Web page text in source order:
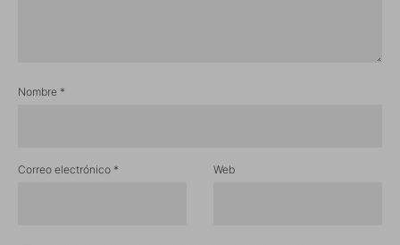
Nombre *
Correo electrónico * Web